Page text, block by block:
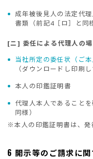
成年被後見人の法定代
書類（前記4［ロ］と
[ニ] 委任による代理人の
当社所定の委任状（ご
（ダウンロードし印刷
本人の印鑑証明書
代理人本人であること
同様）
※本人の印鑑証明書は、発
6 開示等のご請求に